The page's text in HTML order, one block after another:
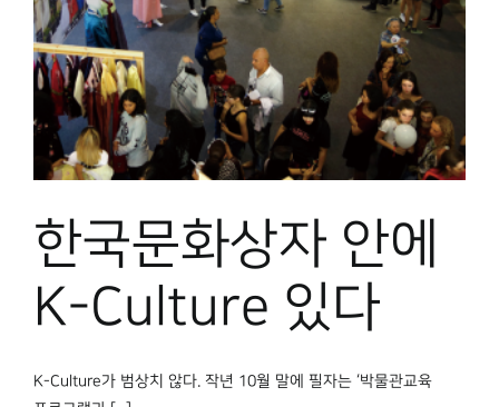
한국문화상자 안에
K-Culture 있다
K-Culture가 범상치 않다. 작년 10월 말에 필자는 ‘박물관교육